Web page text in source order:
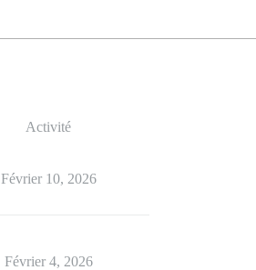
Activité
Février 10, 2026
Février 4, 2026